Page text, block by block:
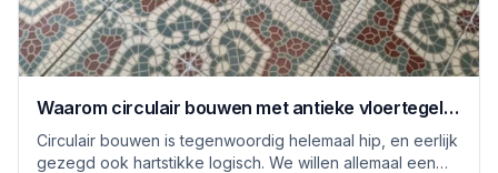
Waarom circulair bouwen met antieke vloertegels
een goed idee is
Circulair bouwen is tegenwoordig helemaal hip, en eerlijk
gezegd ook hartstikke logisch. We willen allemaal een